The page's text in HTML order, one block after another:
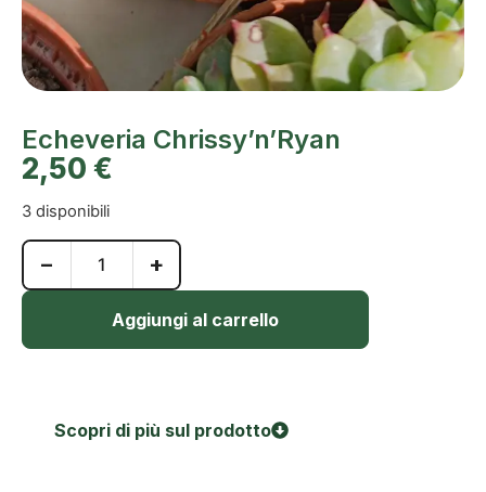
Echeveria Chrissy’n’Ryan
2,50 €
3 disponibili
− +
Aggiungi al carrello
Scopri di più sul prodotto